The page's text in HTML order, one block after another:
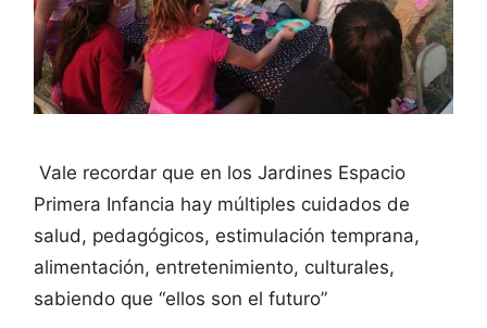
Vale recordar que en los Jardines Espacio
Primera Infancia hay múltiples cuidados de
salud, pedagógicos, estimulación temprana,
alimentación, entretenimiento, culturales,
sabiendo que “ellos son el futuro”